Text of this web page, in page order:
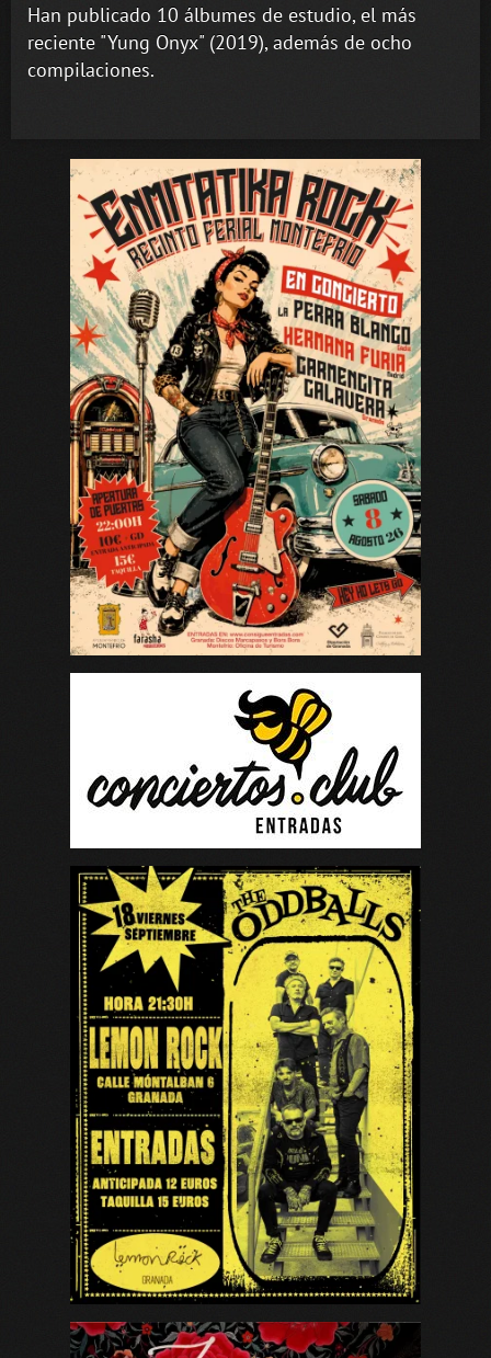
Han publicado 10 álbumes de estudio, el más
reciente "Yung Onyx" (2019), además de ocho
compilaciones.